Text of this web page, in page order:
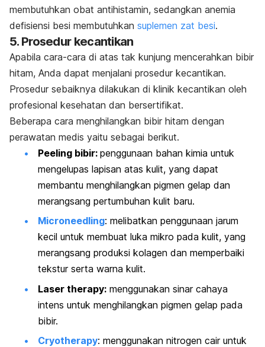
membutuhkan obat antihistamin, sedangkan anemia
defisiensi besi membutuhkan suplemen zat besi.
5. Prosedur kecantikan
Apabila cara-cara di atas tak kunjung mencerahkan bibir
hitam, Anda dapat menjalani prosedur kecantikan.
Prosedur sebaiknya dilakukan di klinik kecantikan oleh
profesional kesehatan dan bersertifikat.
Beberapa cara menghilangkan bibir hitam dengan
perawatan medis yaitu sebagai berikut.
Peeling bibir: penggunaan bahan kimia untuk
mengelupas lapisan atas kulit, yang dapat
membantu menghilangkan pigmen gelap dan
merangsang pertumbuhan kulit baru.
Microneedling: melibatkan penggunaan jarum
kecil untuk membuat luka mikro pada kulit, yang
merangsang produksi kolagen dan memperbaiki
tekstur serta warna kulit.
Laser therapy: menggunakan sinar cahaya
intens untuk menghilangkan pigmen gelap pada
bibir.
Cryotherapy: menggunakan nitrogen cair untuk